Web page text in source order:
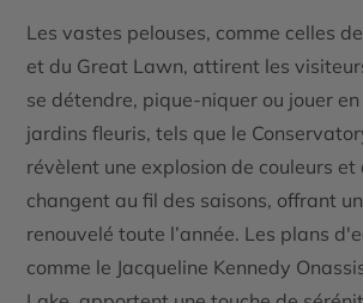
Les vastes pelouses, comme celles
et du Great Lawn, attirent les
se détendre, pique-niquer ou jouer
jardins fleuris, tels que le
révèlent une explosion de couleurs et
changent au fil des saisons, offrant
renouvelé toute l’année. Les plans
comme le Jacqueline Kennedy